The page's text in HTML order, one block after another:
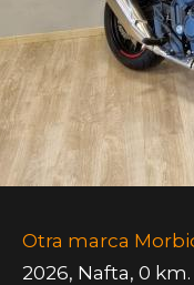
Otra marca
2026, Nafta, 0 km.